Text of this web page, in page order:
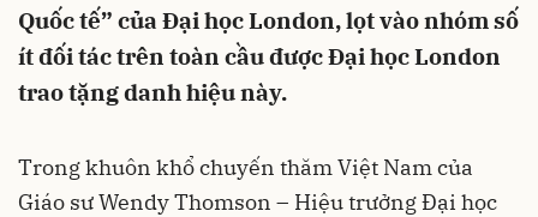
Quốc tế” của Đại học London, lọt vào nhóm số
ít đối tác trên toàn cầu được Đại học London
trao tặng danh hiệu này.
Trong khuôn khổ chuyến thăm Việt Nam của
Giáo sư Wendy Thomson – Hiệu trưởng Đại học